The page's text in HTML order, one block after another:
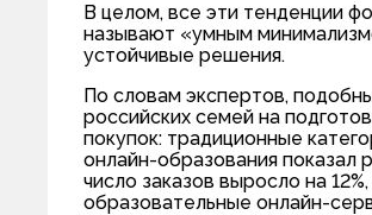
В целом, все эти тенденции
называют «умным
устойчивые решения.
По словам экспертов,
российских семей на
покупок: традиционные
онлайн-образования показал
число заказов выросло на
образовательные онлайн-